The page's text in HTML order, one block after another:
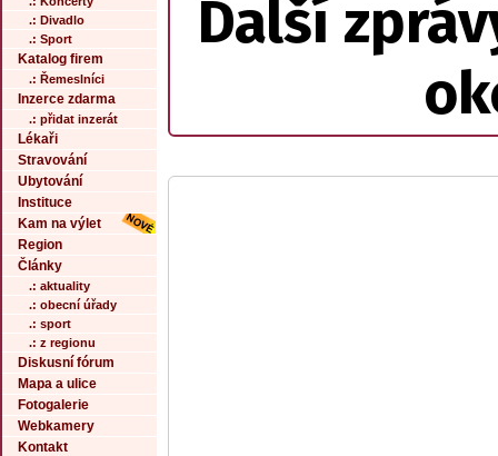
.: Divadlo
.: Sport
Katalog firem
.: Řemeslníci
Inzerce zdarma
.: přidat inzerát
Lékaři
Stravování
Ubytování
Instituce
Kam na výlet
Region
Články
.: aktuality
.: obecní úřady
.: sport
.: z regionu
Diskusní fórum
Mapa a ulice
Fotogalerie
Webkamery
Kontakt
Další